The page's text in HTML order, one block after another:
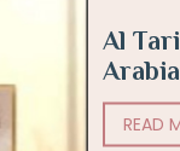
Al
Arabia
READ